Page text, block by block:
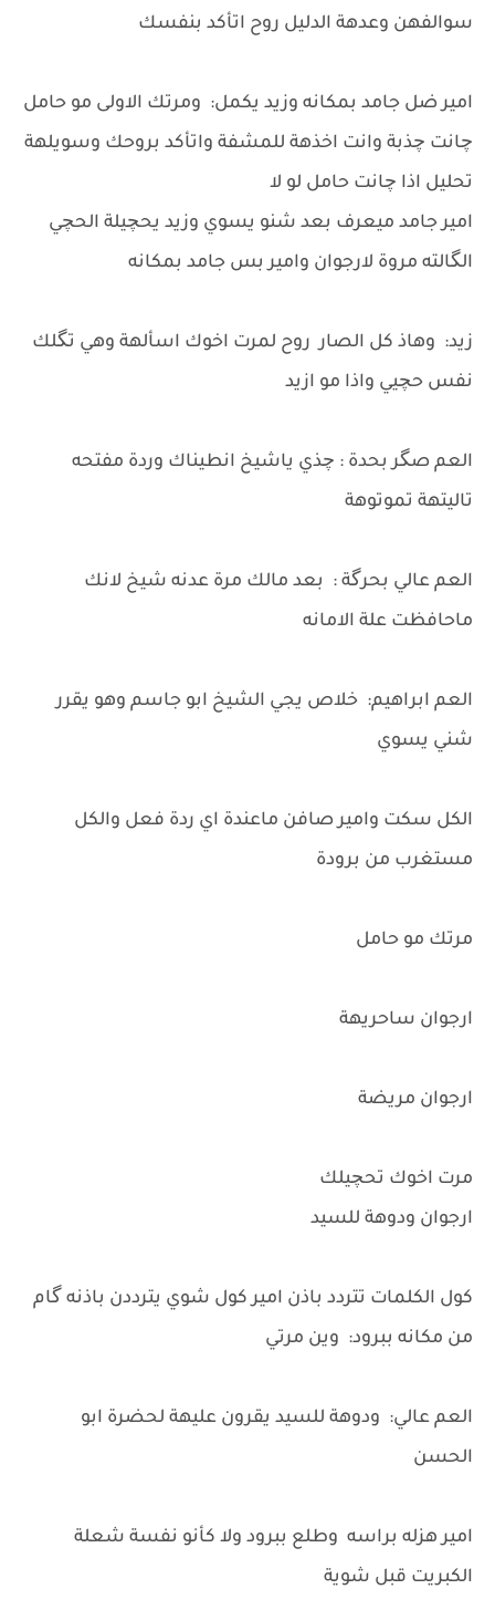
سوالفهن وعدهة الدليل روح اتأكد بنفسك
امير ضل جامد بمكانه وزيد يكمل: ومرتك الاولى مو حامل
چانت چذبة وانت اخذهة للمشفة واتأكد بروحك وسويلهة
تحليل اذا چانت حامل لو لا
امير جامد ميعرف بعد شنو يسوي وزيد يحچيلة الحچي
الگالته مروة لارجوان وامير بس جامد بمكانه
زيد: وهاذ كل الصار روح لمرت اخوك اسألهة وهي تگلك
نفس حچيي واذا مو ازيد
العم صگر بحدة : چذي ياشيخ انطيناك وردة مفتحه
تاليتهة تموتوهة
العم عالي بحرگة : بعد مالك مرة عدنه شيخ لانك
ماحافظت علة الامانه
العم ابراهيم: خلاص يجي الشيخ ابو جاسم وهو يقرر
شني يسوي
الكل سكت وامير صافن ماعندة اي ردة فعل والكل
مستغرب من برودة
مرتك مو حامل
ارجوان ساحريهة
ارجوان مريضة
مرت اخوك تحچيلك
ارجوان ودوهة للسيد
كول الكلمات تتردد باذن امير كول شوي يترددن باذنه گام
من مكانه ببرود: وين مرتي
العم عالي: ودوهة للسيد يقرون عليهة لحضرة ابو
الحسن
امير هزله براسه وطلع ببرود ولا كأنو نفسة شعلة
الكبريت قبل شوية